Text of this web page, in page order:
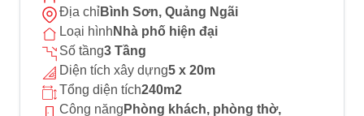
Địa chỉBình Sơn, Quảng Ngãi
Loại hình Nhà phố hiện đại
Số tầng3 Tầng
Diện tích xây dựng5 x 20m
Tổng diện tích240m2
Công năng Phòng khách, phòng thờ,